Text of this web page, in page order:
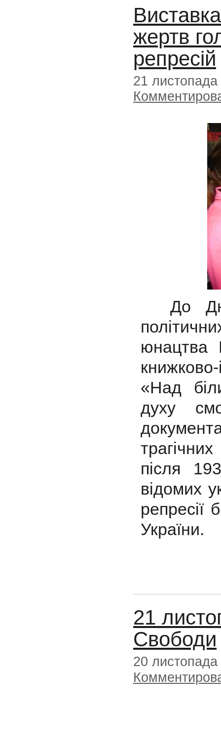
жертв
репресій
21
До Дня
юнацтва
«Над
духу
після
відомих
репресії
України.
21
Свободи
20